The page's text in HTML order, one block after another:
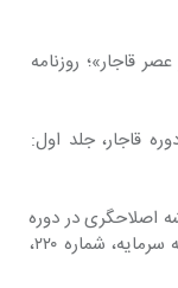
قاجار»؛ روزنامه
قاجار، جلد اول:
اصلاحگری در دوره
قاجار، گفت وگو با دکتر حمید مشعوف»؛ روزنامه سرمایه، شماره ۲۲۰،